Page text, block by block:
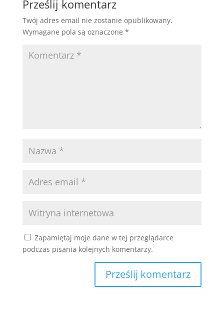
Prześlij komentarz
Twój adres email nie zostanie opublikowany.
Wymagane pola są oznaczone *
Zapamiętaj moje dane w tej przeglądarce
podczas pisania kolejnych komentarzy.